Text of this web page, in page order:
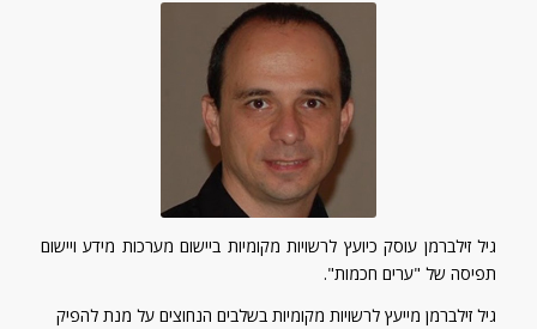
גיל זילברמן עוסק כיועץ לרשויות מקומיות ביישום מערכות מידע ויישום
תפיסה של "ערים חכמות".
גיל זילברמן מייעץ לרשויות מקומיות בשלבים הנחוצים על מנת להפיק